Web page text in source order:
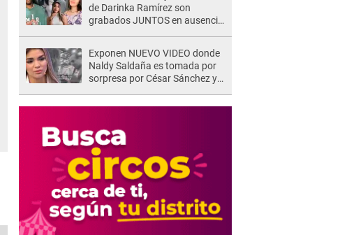
de Darinka Ramírez son
grabados JUNTOS en ausencia
Exponen NUEVO VIDEO donde
Naldy Saldaña es tomada por
sorpresa por César Sánchez y